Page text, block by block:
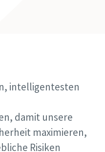
intelligentesten
damit unsere
maximieren,
Risiken